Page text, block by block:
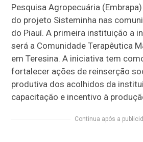
Pesquisa Agropecuária
do projeto Sisteminha nas
do Piauí. A primeira instituição a
será a Comunidade Terapêutica
em Teresina. A iniciativa tem
fortalecer ações de reinserção
produtiva dos acolhidos da
capacitação e incentivo à
Continua após a